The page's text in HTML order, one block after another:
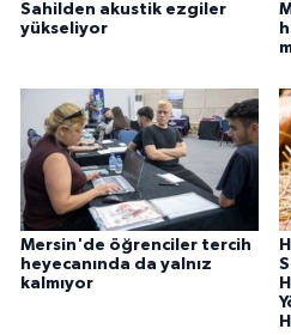
Sahilden akustik ezgiler
yükseliyor
Mersin'de öğrenciler tercih
heyecanında da yalnız
kalmıyor